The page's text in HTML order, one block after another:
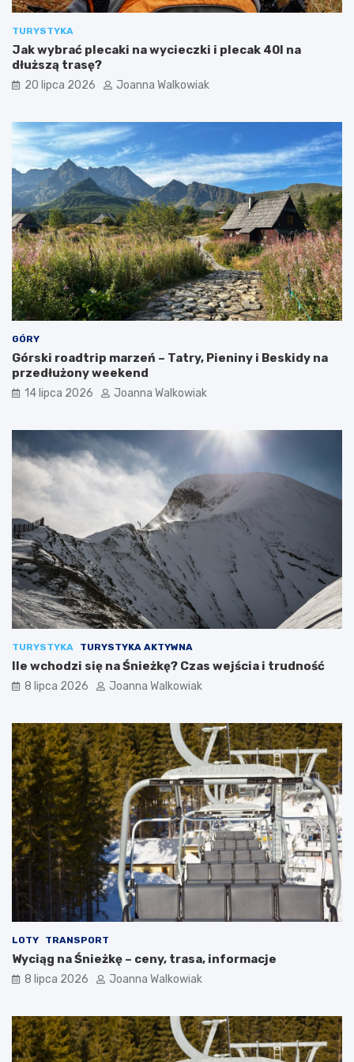
r
s
t
ó
w
i
e
t
y
i
r
a
c
j
TURYSTYKA
Jak wybrać plecaki na wycieczki i plecak 40l na
dłuższą trasę?
20 lipca 2026 Joanna Walkowiak
GÓRY
Górski roadtrip marzeń – Tatry, Pieniny i Beskidy na
przedłużony weekend
14 lipca 2026 Joanna Walkowiak
TURYSTYKA TURYSTYKA AKTYWNA
Ile wchodzi się na Śnieżkę? Czas wejścia i trudność
8 lipca 2026 Joanna Walkowiak
LOTY TRANSPORT
Wyciąg na Śnieżkę – ceny, trasa, informacje
8 lipca 2026 Joanna Walkowiak